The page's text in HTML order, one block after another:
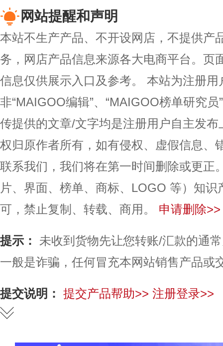
网站提醒和声明
本站不生产产品、不开设网店，不提供产
务，网店产品信息来源各大电商平台。页
信息仅供展示入口及参考。
本站为注册用
非“MAIGOO编辑”、“MAIGOO榜单研究
传提供的文章/文字均是注册用户自主发
权归原作者所有，如有侵权、虚假信息、
联系我们，我们将在第一时间删除或更正
片、界面、榜单、商标、LOGO 等）知
可，禁止复制、转载、商用。
申请删除>>
提示：
未收到货物先让您转账/汇款的通
一般是诈骗，任何冒充本网站销售产品或
提交说明： 提交产品帮助>> 注册登录>>